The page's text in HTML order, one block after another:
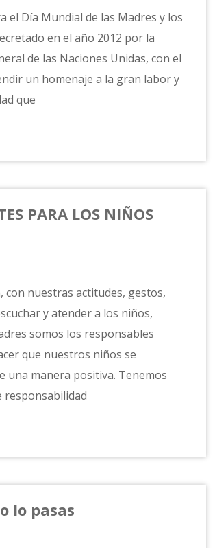
el Día Mundial de las Madres y los
en el año 2012 por la
de las Naciones Unidas, con el
un homenaje a la gran labor y
que
PARA LOS NIÑOS
con nuestras actitudes, gestos,
y atender a los niños,
somos los responsables
que nuestros niños se
una manera positiva. Tenemos
responsabilidad
lo pasas